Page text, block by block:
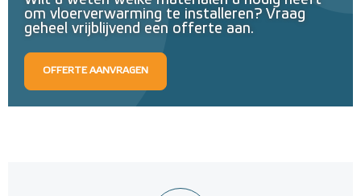
om vloerverwarming te installeren? Vraag
geheel vrijblijvend een offerte aan.
OFFERTE AANVRAGEN